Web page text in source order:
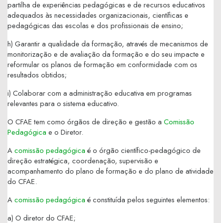
partilha de experiências pedagógicas e de recursos educativos
adequados às necessidades organizacionais, científicas e
pedagógicas das escolas e dos profissionais de ensino;
h) Garantir a qualidade da formação, através de mecanismos de
monitorização e de avaliação da formação e do seu impacte e
reformular os planos de formação em conformidade com os
resultados obtidos;
i) Colaborar com a administração educativa em programas
relevantes para o sistema educativo.
O CFAE tem como órgãos de direção e gestão a Comissão
Pedagógica e o Diretor.
Acomissão pedagógica é o órgão científico-pedagógico de
direção estratégica, coordenação, supervisão e
acompanhamento do plano de formação e do plano de atividade
do CFAE.
Acomissão pedagógica é constituída pelos seguintes elementos:
a) O diretor do CFAE;